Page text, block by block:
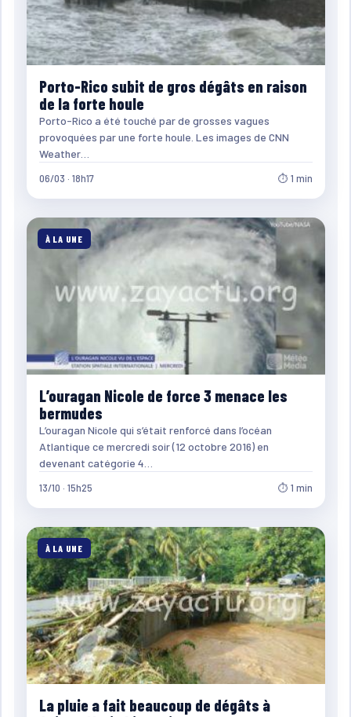
Porto-Rico subit de gros dégâts en raison
de la forte houle
Porto-Rico a été touché par de grosses vagues
provoquées par une forte houle. Les images de CNN
Weather…
06/03 · 18h17 ⏱ 1 min
À LA UNE
L’ouragan Nicole de force 3 menace les
bermudes
L’ouragan Nicole qui s’était renforcé dans l’océan
Atlantique ce mercredi soir (12 octobre 2016) en
devenant catégorie 4…
13/10 · 15h25 ⏱ 1 min
À LA UNE
La pluie a fait beaucoup de dégâts à